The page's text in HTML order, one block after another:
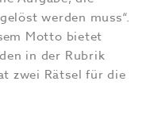
werden muss“.
Motto bietet
in der Rubrik
zwei Rätsel für die